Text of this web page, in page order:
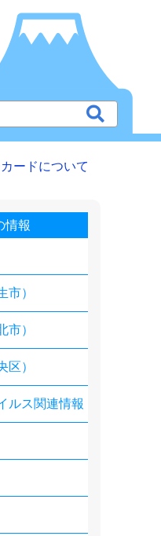
ードについて
情報
市）
市）
区）
ルス関連情報